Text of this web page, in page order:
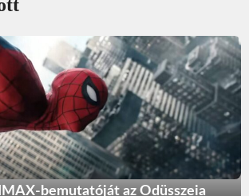
bemutatóját az Odüsszeia